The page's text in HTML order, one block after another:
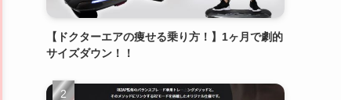
【ドクターエアの痩せる乗り方！】1ヶ月で劇的
サイズダウン！！